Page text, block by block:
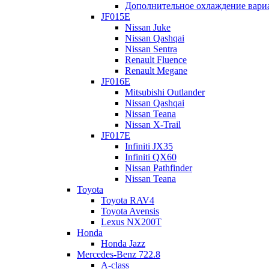
Дополнительное охлаждение
JF015E
Nissan Juke
Nissan Qashqai
Nissan Sentra
Renault Fluence
Renault Megane
JF016E
Mitsubishi Outlander
Nissan Qashqai
Nissan Teana
Nissan X-Trail
JF017E
Infiniti JX35
Infiniti QX60
Nissan Pathfinder
Nissan Teana
Toyota
Toyota RAV4
Toyota Avensis
Lexus NX200T
Honda
Honda Jazz
Mercedes-Benz 722.8
A-class